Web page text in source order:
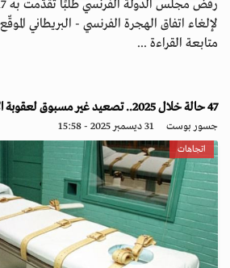
لإلغاء اتفاق الهجرة الفرنسي - البريطاني الموقّع
متابعة القراءة ...
47 حالة خلال 2025.. تصعيد غير مسبوق لعقوبة الإعدام في الولايات المتحدة
جسور بوست 31 ديسمبر 2025 - 15:58
اتجاهات